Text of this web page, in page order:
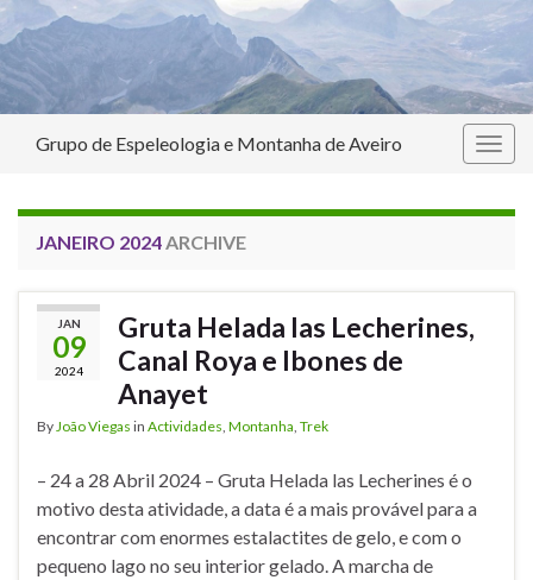
Grupo de Espeleologia e Montanha de Aveiro
JANEIRO 2024 ARCHIVE
JAN
09
2024
Gruta Helada las Lecherines,
Canal Roya e Ibones de
Anayet
By João Viegas in Actividades Montanha Trek
– 24 a 28 Abril 2024 – Gruta Helada las Lecherines é o
motivo desta atividade, a data é a mais provável para a
encontrar com enormes estalactites de gelo, e com o
pequeno lago no seu interior gelado. A marcha de